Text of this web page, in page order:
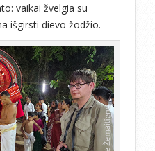
vaikai žvelgia su
išgirsti dievo žodžio.